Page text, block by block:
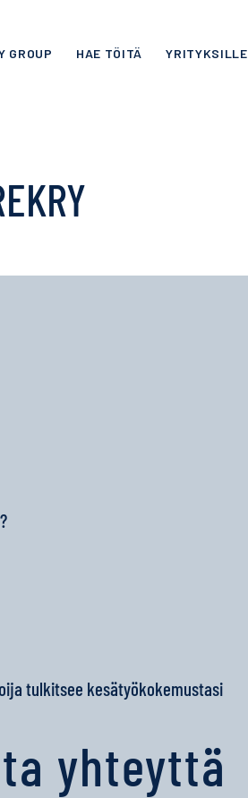
GROUP HAE TÖITÄ YRITYKSILLE
tulkitsee kesätyökokemustasi
yhteyttä